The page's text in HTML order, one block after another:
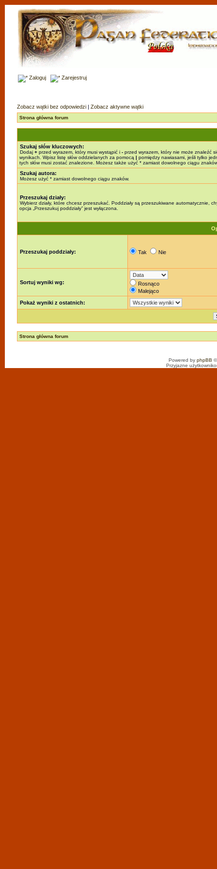
Zaloguj Zarejestruj
Zobacz wątki bez odpowiedzi | Zobacz aktywne wątki
Strona główna forum
Szukaj słów kluczowych:
Dodaj + przed wyrazem, który musi wystąpić i - przed wyrazem, który nie może znaleźć
wynikach. Wpisz listę słów oddzielanych za pomocą | pomiędzy nawiasami, jeśli tylko
tych słów musi zostać znalezione. Możesz także użyć * zamiast dowolnego ciągu
Szukaj autora:
Możesz użyć * zamiast dowolnego ciągu znaków.
Przeszukaj działy:
Wybierz działy, które chcesz przeszukać. Poddziały są przeszukiwane automatycznie,
opcja „Przeszukuj poddziały” jest wyłączona.
Przeszukaj poddziały: Tak Nie
Sortuj wyniki wg:
Rosnąco
Malejąco
Pokaż wyniki z ostatnich:
Strona główna forum
Powered by phpBB
Przyjazne